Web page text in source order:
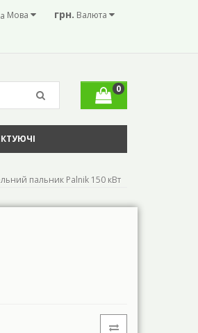
грн. Валюта
Мова
0
пальник Palnik 150 кВт